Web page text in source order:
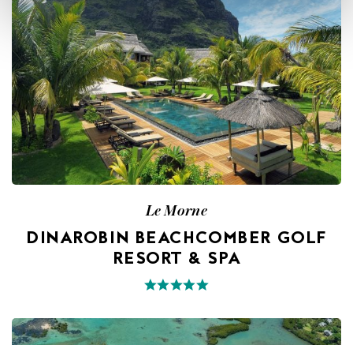
Le Morne
DINAROBIN BEACHCOMBER GOLF
RESORT & SPA